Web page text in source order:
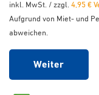
inkl. MwSt. / zzgl. 4,95 €
Aufgrund von Miet- und
abweichen.
Weiter